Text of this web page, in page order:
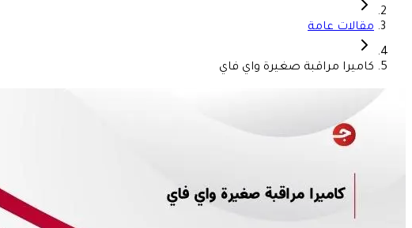
مقالات عامة
كاميرا مراقبة صغيرة واي فاي